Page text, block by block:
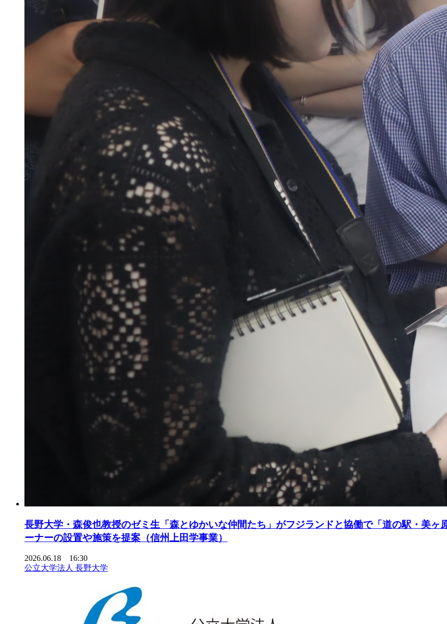
長野大学・森俊也教授のゼミ生「森とゆかいな仲間たち」がフジランドと協働で「道の駅・美
ーナーの設置や施策を提案（信州上田学事業）
2026.06.18 16:30
公立大学法人 長野大学